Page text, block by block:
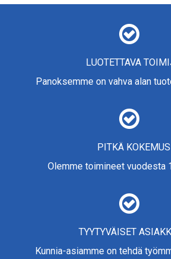
LUOTETTAVA
Panoksemme on vahva alan
PITKÄ KOKEMUS
Olemme toimineet vuodesta
TYYTYVÄISET
Kunnia-asiamme on tehdä